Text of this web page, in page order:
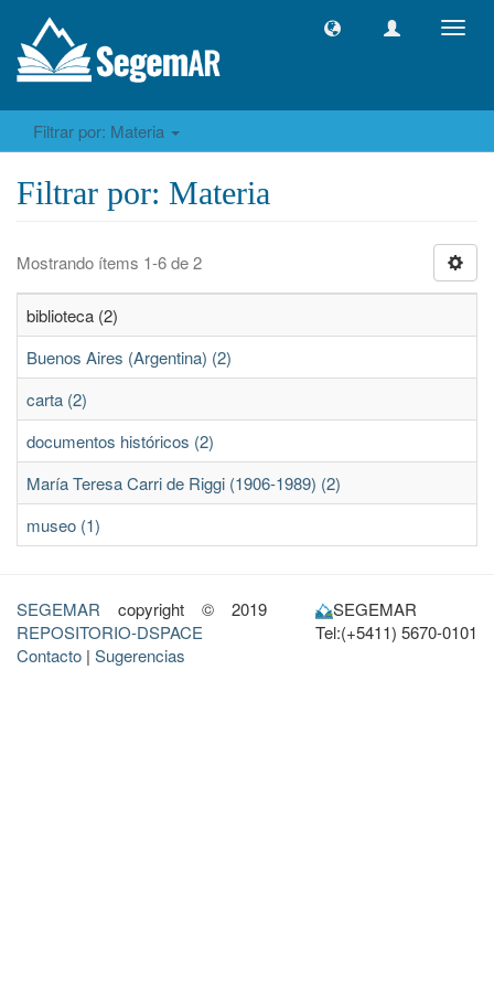
Filtrar por: Materia
Filtrar por: Materia
Mostrando ítems 1-6 de 2
biblioteca (2)
Buenos Aires (Argentina) (2)
carta (2)
documentos históricos (2)
María Teresa Carri de Riggi (1906-1989) (2)
museo (1)
SEGEMAR copyright © 2019
REPOSITORIO-DSPACE
Contacto | Sugerencias
SEGEMAR
Tel:(+5411) 5670-0101